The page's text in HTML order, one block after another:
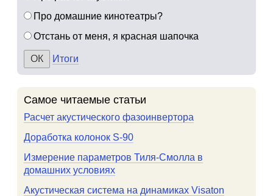
Про домашние кинотеатры?
Отстань от меня, я красная шапочка
Итоги
Самое читаемые статьи
Расчет акустического фазоинвертора
Доработка колонок S-90
Измерение параметров Тиля-Смолла в
домашних условиях
Акустическая система на динамиках Visaton